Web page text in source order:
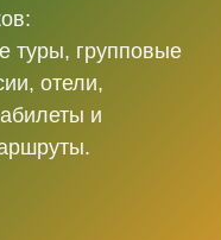
туры, групповые
отели,
и